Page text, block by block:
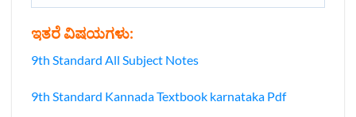
ಇತರೆ ವಿಷಯಗಳು:
9th Standard All Subject Notes
9th Standard Kannada Textbook karnataka Pdf